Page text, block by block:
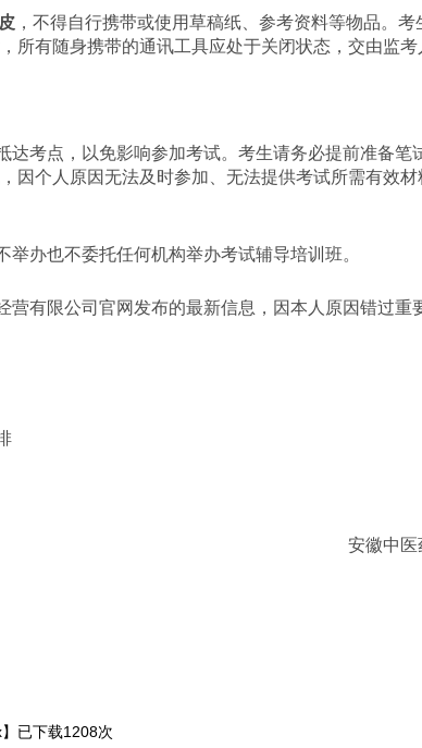
，不得自行携带或使用草稿纸、参考资料等物品。
所有随身携带的通讯工具应处于关闭状态，交由监考
达考点，以免影响参加考试。考生请务必提前准备笔
因个人原因无法及时参加、无法提供考试所需有效
举办也不委托任何机构举办考试辅导培训班。
营有限公司官网发布的最新信息，因本人原因错过重
安徽中医
】已下载1208次